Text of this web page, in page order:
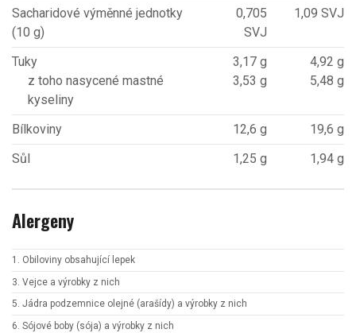
Sacharidové výměnné jednotky
(10 g)
0,705
SVJ
1,09 SVJ
Tuky
z toho nasycené mastné
kyseliny
3,17 g
3,53 g
4,92 g
5,48 g
Bílkoviny 12,6 g
19,6 g
Sůl
1,25 g 1,94 g
Alergeny
1. Obiloviny obsahující lepek
3. Vejce a výrobky z nich
5. Jádra podzemnice olejné (arašídy) a výrobky z nich
6. Sójové boby (sója) a výrobky z nich